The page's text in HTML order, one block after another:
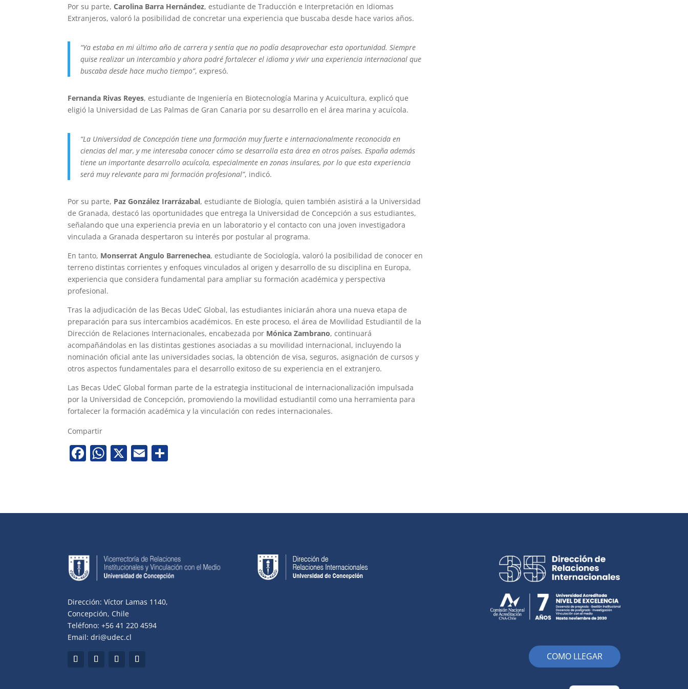
Por su parte, Carolina Barra Hernández, estudiante de Traducción e Interpretación en Idiomas
Extranjeros, valoró la posibilidad de concretar una experiencia que buscaba desde hace varios años.
“Ya estaba en mi último año de carrera y sentía que no podía desaprovechar esta oportunidad. Siempre
quise realizar un intercambio y ahora podré fortalecer el idioma y vivir una experiencia internacional que
buscaba desde hace mucho tiempo”, expresó.
Fernanda Rivas Reyes, estudiante de Ingeniería en Biotecnología Marina y Acuicultura, explicó que
eligió la Universidad de Las Palmas de Gran Canaria por su desarrollo en el área marina y acuícola.
“La Universidad de Concepción tiene una formación muy fuerte e internacionalmente reconocida en
ciencias del mar, y me interesaba conocer cómo se desarrolla esta área en otros países. España además
tiene un importante desarrollo acuícola, especialmente en zonas insulares, por lo que esta experiencia
será muy relevante para mi formación profesional”, indicó.
Por su parte, Paz González Irarrázabal, estudiante de Biología, quien también asistirá a la Universidad
de Granada, destacó las oportunidades que entrega la Universidad de Concepción a sus estudiantes,
señalando que una experiencia previa en un laboratorio y el contacto con una joven investigadora
vinculada a Granada despertaron su interés por postular al programa.
En tanto, Monserrat Angulo Barrenechea, estudiante de Sociología, valoró la posibilidad de conocer en
terreno distintas corrientes y enfoques vinculados al origen y desarrollo de su disciplina en Europa,
experiencia que considera fundamental para ampliar su formación académica y perspectiva
profesional.
Tras la adjudicación de las Becas UdeC Global, las estudiantes iniciarán ahora una nueva etapa de
preparación para sus intercambios académicos. En este proceso, el área de Movilidad Estudiantil de la
Dirección de Relaciones Internacionales, encabezada por Mónica Zambrano, continuará
acompañándolas en las distintas gestiones asociadas a su movilidad internacional, incluyendo la
nominación oficial ante las universidades socias, la obtención de visa, seguros, asignación de cursos y
otros aspectos fundamentales para el desarrollo exitoso de su experiencia en el extranjero.
Las Becas UdeC Global forman parte de la estrategia institucional de internacionalización impulsada
por la Universidad de Concepción, promoviendo la movilidad estudiantil como una herramienta para
fortalecer la formación académica y la vinculación con redes internacionales.
Compartir
Facebook
WhatsApp
X Email
Dirección: Víctor Lamas 1140,
Concepción, Chile
Teléfono: +56 41 220 4594
Email: dri@udec.cl
COMO LLEGAR